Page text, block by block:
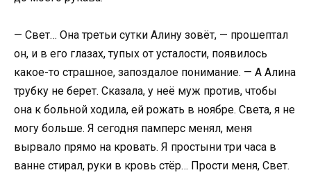
— Свет… Она третьи сутки Алину зовёт, — прошептал
он, и в его глазах, тупых от усталости, появилось
какое-то страшное, запоздалое понимание. — А Алина
трубку не берет. Сказала, у неё муж против, чтобы
она к больной ходила, ей рожать в ноябре. Света, я не
могу больше. Я сегодня памперс менял, меня
вырвало прямо на кровать. Я простыни три часа в
ванне стирал, руки в кровь стёр… Прости меня, Свет.